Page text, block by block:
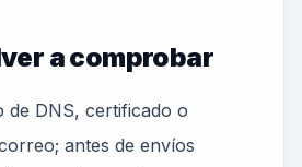
a comprobar
de DNS, certificado o
antes de envíos